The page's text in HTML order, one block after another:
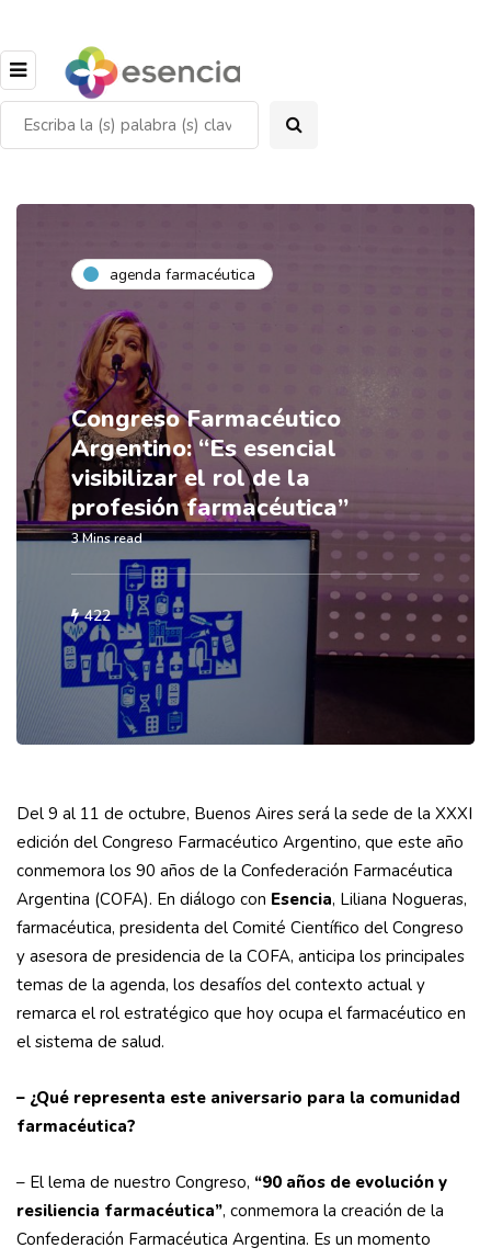
agenda farmacéutica
Congreso Farmacéutico
Argentino: “Es esencial
visibilizar el rol de la
profesión farmacéutica”
3 Mins read
422
Del 9 al 11 de octubre, Buenos Aires será la sede de la XXXI
edición del Congreso Farmacéutico Argentino, que este año
conmemora los 90 años de la Confederación Farmacéutica
Argentina (COFA). En diálogo con Esencia, Liliana Nogueras,
farmacéutica, presidenta del Comité Científico del Congreso
y asesora de presidencia de la COFA, anticipa los principales
temas de la agenda, los desafíos del contexto actual y
remarca el rol estratégico que hoy ocupa el farmacéutico en
el sistema de salud.
– ¿Qué representa este aniversario para la comunidad
farmacéutica?
– El lema de nuestro Congreso, “90 años de evolución y
resiliencia farmacéutica”, conmemora la creación de la
Confederación Farmacéutica Argentina. Es un momento